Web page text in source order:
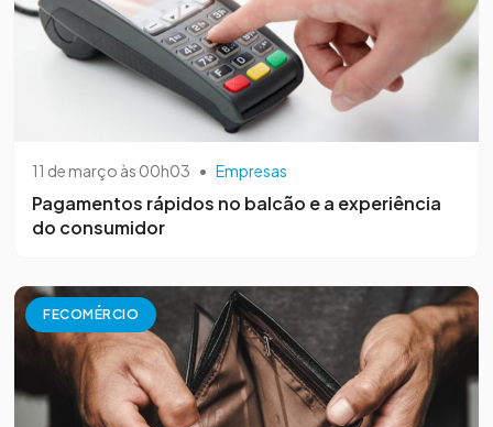
11 de março às 00h03 • Empresas
Pagamentos rápidos no balcão e a experiência
do consumidor
FECOMÉRCIO